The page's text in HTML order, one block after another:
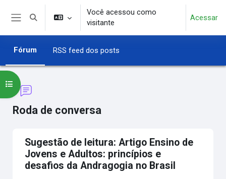
Ir para o conteúdo principal
Alternar entrada de pesquisa
Você acessou como
visitante
Acessar
Fórum RSS feed dos posts
Roda de conversa
Abrir índice do curso
Sugestão de leitura: Artigo Ensino de
Jovens e Adultos: princípios e
desafios da Andragogia no Brasil